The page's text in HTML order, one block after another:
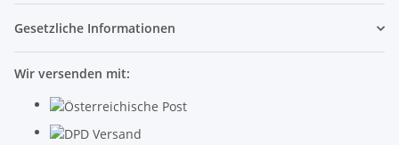
Gesetzliche Informationen
Wir versenden mit: